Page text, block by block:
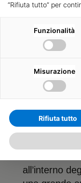
protezione
muratura.
Il vetro
alle alte
sicurezza di
caso di
utilizzato per
gradini,
calpestabile
all’interno
“Rifiuta tutto” per
Funzionalità
Misurazione
Rifiuta tutto